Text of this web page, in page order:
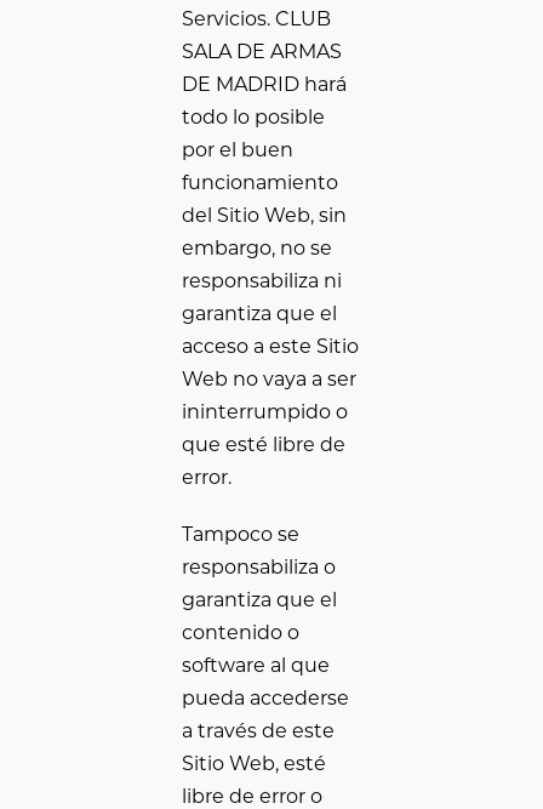
Servicios. CLUB
SALA DE ARMAS
DE MADRID hará
todo lo posible
por el buen
funcionamiento
del Sitio Web, sin
embargo, no se
responsabiliza ni
garantiza que el
acceso a este Sitio
Web no vaya a ser
ininterrumpido o
que esté libre de
error.
Tampoco se
responsabiliza o
garantiza que el
contenido o
software al que
pueda accederse
a través de este
Sitio Web, esté
libre de error o